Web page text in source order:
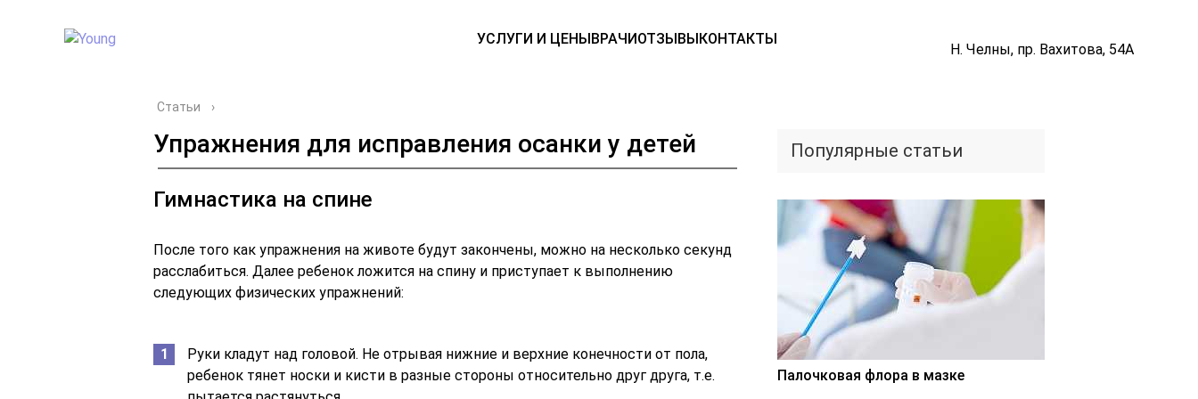
УСЛУГИ И ЦЕНЫВРАЧИОТЗЫВЫКОНТАКТЫ
Н. Челны, пр. Вахитова, 54А
Статьи ›
Упражнения для исправления осанки у детей
Гимнастика на спине
После того как упражнения на животе будут закончены, можно на несколько секунд
расслабиться. Далее ребенок ложится на спину и приступает к выполнению
следующих физических упражнений:
Руки кладут над головой. Не отрывая нижние и верхние конечности от пола,
ребенок тянет носки и кисти в разные стороны относительно друг друга, т.е.
Популярные статьи
Палочковая флора в мазке